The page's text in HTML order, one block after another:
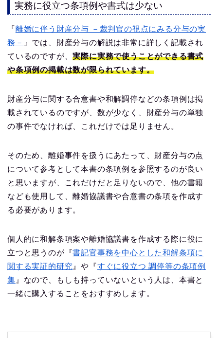
実務に役立つ条項例や書式は少ない
『離婚に伴う財産分与 －裁判官の視点にみる分与の実
務－ 』では、財産分与の解説は非常に詳しく記載され
ているのですが、実際に実務で使うことができる書式
や条項例の掲載は数が限られています。
財産分与に関する合意書や和解調停などの条項例は掲
載されているのですが、数が少なく、財産分与の単独
の事件でなければ、これだけでは足りません。
そのため、離婚事件を扱うにあたって、財産分与の点
について参考として本書の条項例を参照するのが良い
と思いますが、これだけだと足りないので、他の書籍
なども使用して、離婚協議書や合意書の条項を作成す
る必要があります。
個人的に和解条項案や離婚協議書を作成する際に役に
立つと思うのが『書記官事務を中心とした和解条項に
関する実証的研究 』や『すぐに役立つ 調停等の条項例
集 』なので、もしも持っていないという人は、本書と
一緒に購入することをおすすめします。